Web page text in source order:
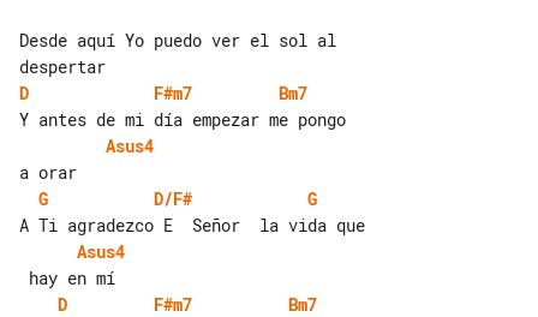
Desde aquí Yo puedo ver el sol al
D
F#m7
Bm7
Asus4
G
D/F#
G
Asus4
D
F#m7
Bm7